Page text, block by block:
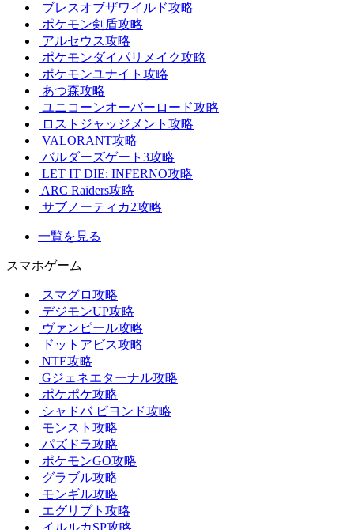
ブレスオブザワイルド攻略
ポケモン剣盾攻略
アルセウス攻略
ポケモンダイパリメイク攻略
ポケモンユナイト攻略
あつ森攻略
ユニコーンオーバーロード攻略
ロストジャッジメント攻略
VALORANT攻略
バルダーズゲート3攻略
LET IT DIE: INFERNO攻略
ARC Raiders攻略
サブノーティカ2攻略
一覧を見る
スマホゲーム
スマグロ攻略
デジモンUP攻略
ヴァンピール攻略
ドットアビス攻略
NTE攻略
Gジェネエターナル攻略
ポケポケ攻略
シャドバ ビヨンド攻略
モンスト攻略
パズドラ攻略
ポケモンGO攻略
グラブル攻略
モンギル攻略
エグリプト攻略